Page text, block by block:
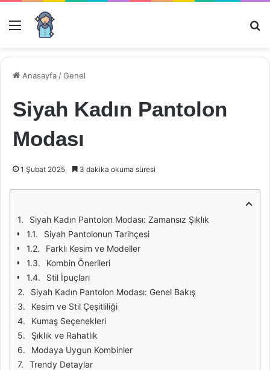
Menü
Anasayfa /Genel
Siyah Kadın Pantolon
Modası
1 Şubat 2025 3 dakika okuma süresi
Siyah Kadın Pantolon Modası: Zamansız Şıklık
Siyah Pantolonun Tarihçesi
Farklı Kesim ve Modeller
Kombin Önerileri
Stil İpuçları
Siyah Kadın Pantolon Modası: Genel Bakış
Kesim ve Stil Çeşitliliği
Kumaş Seçenekleri
Şıklık ve Rahatlık
Modaya Uygun Kombinler
Trendy Detaylar